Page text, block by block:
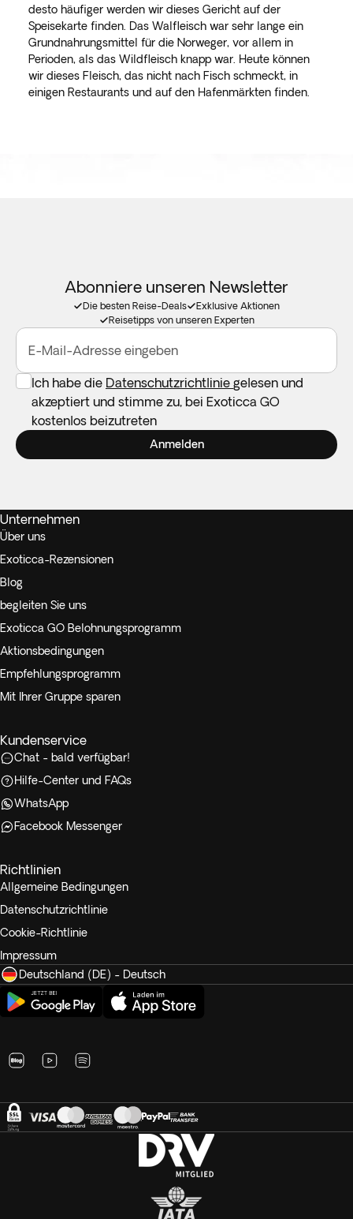
desto häufiger werden wir dieses Gericht auf der
Speisekarte finden. Das Walfleisch war sehr lange ein
Grundnahrungsmittel für die Norweger, vor allem in
Perioden, als das Wildfleisch knapp war. Heute können
wir dieses Fleisch, das nicht nach Fisch schmeckt, in
einigen Restaurants und auf den Hafenmärkten finden.
Abonniere unseren Newsletter
Die besten Reise-Deals
Exklusive Aktionen
Reisetipps von unseren Experten
E-Mail-Adresse eingeben
Ich habe die Datenschutzrichtlinie gelesen und
akzeptiert und stimme zu, bei Exoticca GO
kostenlos beizutreten
Anmelden
Unternehmen
Über uns
Exoticca-Rezensionen
Blog
begleiten Sie uns
Exoticca GO Belohnungsprogramm
Aktionsbedingungen
Empfehlungsprogramm
Mit Ihrer Gruppe sparen
Kundenservice
Chat - bald verfügbar!
Hilfe-Center und FAQs
WhatsApp
Facebook Messenger
Richtlinien
Allgemeine Bedingungen
Datenschutzrichtlinie
Cookie-Richtlinie
Impressum
Deutschland (DE) - Deutsch